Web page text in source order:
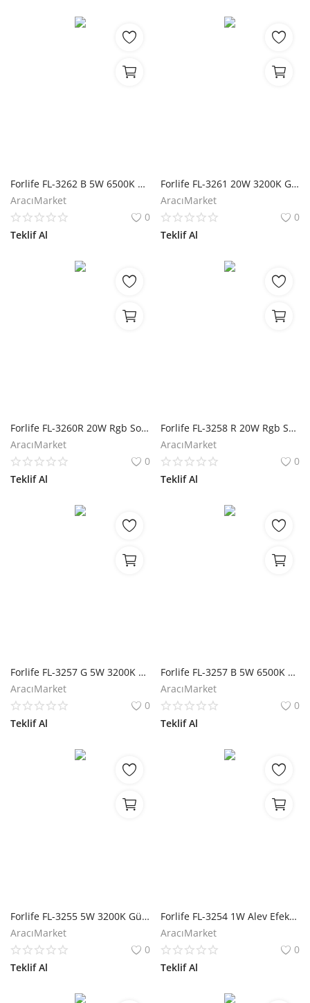
Forlife FL-3262 B 5W 6500K Beyaz Solar Çim Armatürü
AracıMarket
0
Teklif Al
Forlife FL-3261 20W 3200K Günışığı 5m Solar Işık Zinciri
AracıMarket
0
Teklif Al
Forlife FL-3260R 20W Rgb Solar 5 Metre 7 Mod Işık Zinciri
AracıMarket
0
Teklif Al
Forlife FL-3258 R 20W Rgb Solar 5 Metre 7 Mod Işık Zinciri
AracıMarket
0
Teklif Al
Forlife FL-3257 G 5W 3200K Günışığı Solar Pati Çim Armatürü
AracıMarket
0
Teklif Al
Forlife FL-3257 B 5W 6500K Beyaz Solar Pati Çim Armatürü
AracıMarket
0
Teklif Al
Forlife FL-3255 5W 3200K Günışığı Solar Çim Armatürü
AracıMarket
0
Teklif Al
Forlife FL-3254 1W Alev Efektli Solar Mum Armatür
AracıMarket
0
Teklif Al